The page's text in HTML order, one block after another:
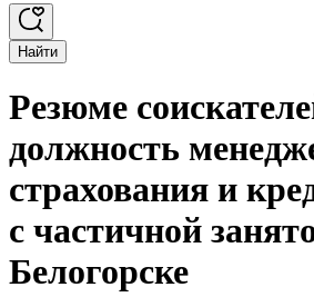
Найти
Резюме
должность
страхования и
с частичной
Белогорске